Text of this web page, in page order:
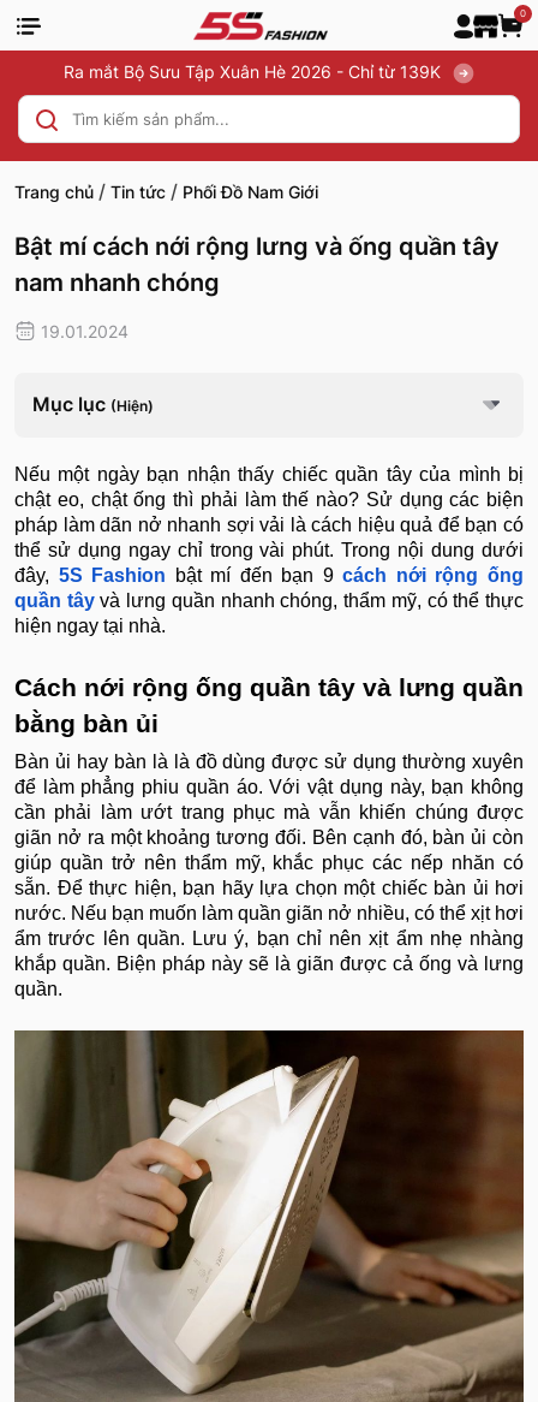
0
Ra mắt Bộ Sưu Tập Xuân Hè 2026 - Chỉ từ 139K
Trang chủ / Tin tức / Phối Đồ Nam Giới
Bật mí cách nới rộng lưng và ống quần tây
nam nhanh chóng
19.01.2024
Mục lục (Hiện)
Nếu một ngày bạn nhận thấy chiếc quần tây của mình bị
chật eo, chật ống thì phải làm thế nào? Sử dụng các biện
pháp làm dãn nở nhanh sợi vải là cách hiệu quả để bạn có
thể sử dụng ngay chỉ trong vài phút. Trong nội dung dưới
đây, 5S Fashion bật mí đến bạn 9cách nới rộng ống
quần tây và lưng quần nhanh chóng, thẩm mỹ, có thể thực
hiện ngay tại nhà.
Cách nới rộng ống quần tây và lưng quần
bằng bàn ủi
Bàn ủi hay bàn là là đồ dùng được sử dụng thường xuyên
để làm phẳng phiu quần áo. Với vật dụng này, bạn không
cần phải làm ướt trang phục mà vẫn khiến chúng được
giãn nở ra một khoảng tương đối. Bên cạnh đó, bàn ủi còn
giúp quần trở nên thẩm mỹ, khắc phục các nếp nhăn có
sẵn. Để thực hiện, bạn hãy lựa chọn một chiếc bàn ủi hơi
nước. Nếu bạn muốn làm quần giãn nở nhiều, có thể xịt hơi
ẩm trước lên quần. Lưu ý, bạn chỉ nên xịt ẩm nhẹ nhàng
khắp quần. Biện pháp này sẽ là giãn được cả ống và lưng
quần.